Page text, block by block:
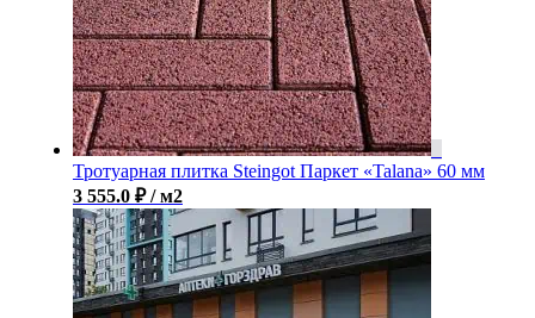
Тротуарная плитка Steingot Паркет «Talana» 60 мм
3 555.0 ₽ / м2